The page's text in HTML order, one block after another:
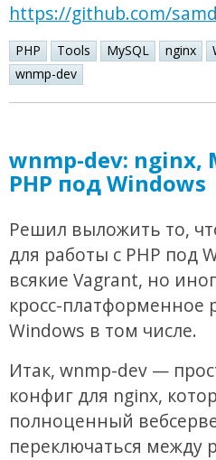
https://github.com/
PHP Tools MySQL nginx
wnmp-dev
wnmp-dev: nginx,
PHP под Windows
Решил выложить то,
для работы с PHP под
всякие Vagrant, но
кросс-
Windows в том числе.
Итак, wnmp-dev —
конфиг для nginx,
полноценный
переключаться между